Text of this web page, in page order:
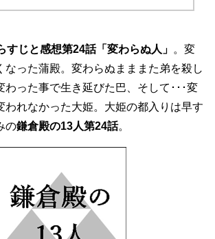
すじと感想第24話「変わらぬ人」 。変
なった蒲殿。変わらぬまままた弟を殺し
わった事で生き延びた巴、そして･･･変
われなかった大姫。大姫の都入りは早す
の鎌倉殿の13人第24話。